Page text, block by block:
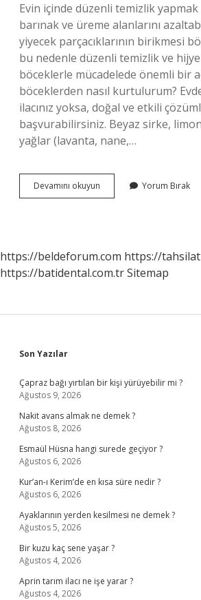
Evin içinde düzenli temizlik
barınak ve üreme alanlarını
yiyecek parçacıklarının birikmesi
bu nedenle düzenli temizlik ve
böceklerle mücadelede önemli bir
böceklerden nasıl kurtulurum?
ilacınız yoksa, doğal ve etkili
başvurabilirsiniz. Beyaz sirke,
yağlar (lavanta, nane,…
Devamını okuyun
Nasıl
Yorum Bırak
https://beldeforum.com https://
https://batidental.com.trSitemap
Sidebar
Son Yazılar
Çapraz bağı yırtılan bir kişi yürüyebilir mi ?
Ağustos 9, 2026
Nakit avans almak ne demek ?
Ağustos 8, 2026
Esmaül Hüsna hangi surede geçiyor ?
Ağustos 6, 2026
Kur’an-ı Kerim’de en kısa süre nedir ?
Ağustos 6, 2026
Ayaklarının yerden kesilmesi ne demek ?
Ağustos 5, 2026
Bir kuzu kaç sene yaşar ?
Ağustos 4, 2026
Aprin tarım ilacı ne işe yarar ?
Ağustos 4, 2026